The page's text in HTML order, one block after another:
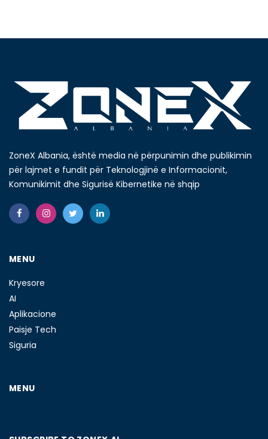
ZoneX Albania, është media në përpunimin dhe publikimin
për lajmet e fundit për Teknologjinë e Informacionit,
Komunikimit dhe Sigurisë Kibernetike në shqip
MENU
Kryesore
AI
Aplikacione
Paisje Tech
Siguria
MENU